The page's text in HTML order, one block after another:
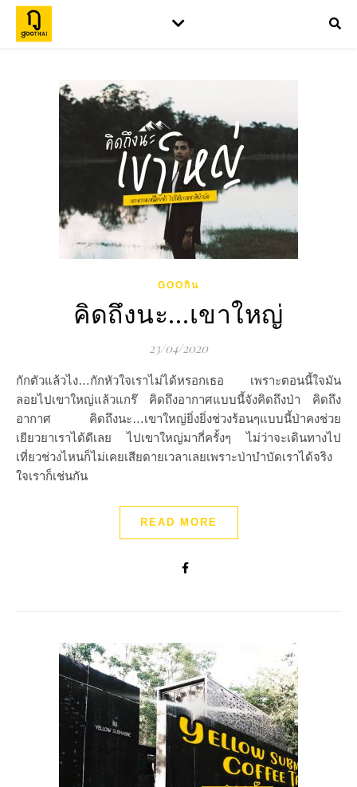
GOOกิน
คิดถึงนะ…เขาใหญ่
23/04/2020
กักตัวแล้วไง…กักหัวใจเราไม่ได้หรอกเธอ เพราะตอนนี้ใจมัน
ลอยไปเขาใหญ่แล้วแกร๊ คิดถึงอากาศแบบนี้จังคิดถึงป่า คิดถึง
อากาศ คิดถึงนะ…เขาใหญ่ยิ่งยิ่งช่วงร้อนๆแบบนี้ป่าคงช่วย
เยียวยาเราได้ดีเลย ไปเขาใหญ่มากี่ครั้งๆ ไม่ว่าจะเดินทางไป
เที่ยวช่วงไหนก็ไม่เคยเสียดายเวลาเลยเพราะป่าบำบัดเราได้จริง
ใจเราก็เช่นกัน
READ MORE